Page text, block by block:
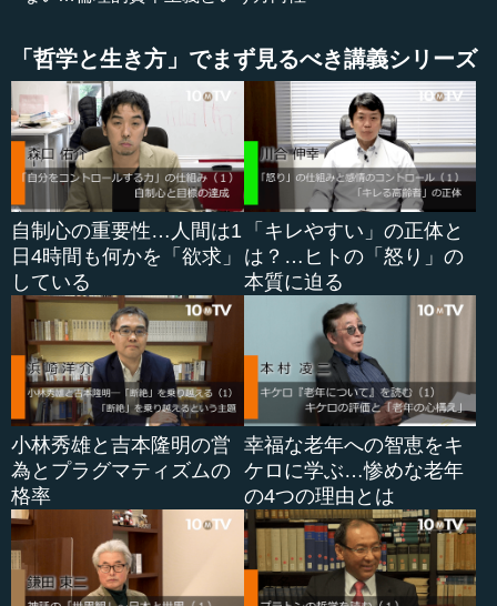
リエル氏は道徳的事実ということを強調されている。その
っているわけです。
●渋沢の道徳経済合一説、アダム・スミスの道徳感情
論
しかし、よく考えてみると、これは日本の初期の資本主
義を支えた渋沢栄一などがいっていたのも同じことです。
渋沢栄一は「道徳経済合一説」ということをいわれまし
た。道徳と経済というのは表裏一体だということです。
考えてみれば、アダム・スミスもそうです。『国富論』
や『諸国民の富』という本を出す前に『道徳感情論』で、
「感情に道徳を基づかせる」という非常に大胆な主張をし
ています。この二つの本は別々ではなく、つながっている
わけです。経済と道徳の問題というのは決して別物ではな
いだろう...
「哲学と生き方」でまず見るべき講義シリーズ
自制心の重要性…人間は1
日4時間も何かを「欲求」
している
「キレやすい」の正体と
は？…ヒトの「怒り」の
本質に迫る
小林秀雄と吉本隆明の営
為とプラグマティズムの
格率
幸福な老年への智恵をキ
ケロに学ぶ…惨めな老年
の4つの理由とは